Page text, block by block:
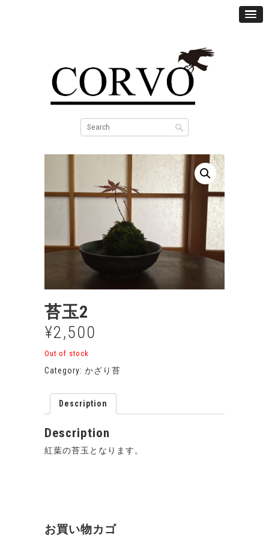
苔玉2
¥2,500
Out of stock
Category: かざり苔
Description
Description
紅葉の苔玉となります。
お買い物カゴ